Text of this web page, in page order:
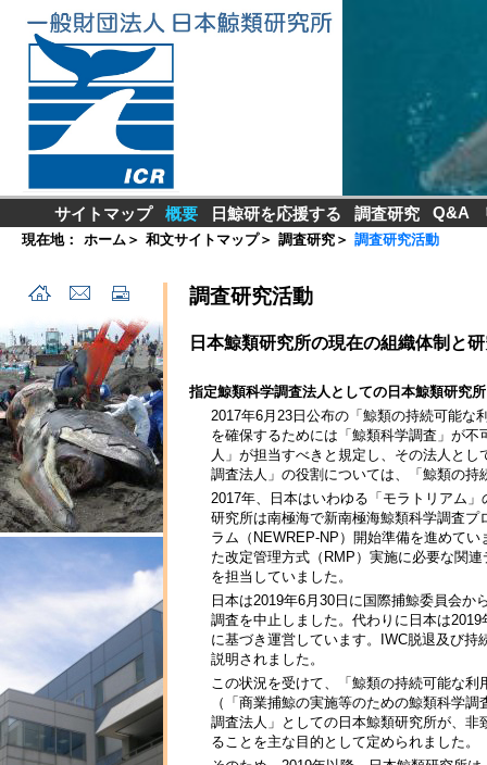
サイトマップ 概要 日鯨研を応援する 調査研究 Q&A
現在地： ホーム ＞ 和文サイトマップ＞ 調査研究 ＞ 調査研究活動
調査研究活動
日本鯨類研究所の現在の組織体制と
指定鯨類科学調査法人としての日本鯨類研究所
2017年6月23日公布の「鯨類の持続可能な
を確保するためには「鯨類科学調査」が
人」が担当すべきと規定し、その法人と
調査法人」の役割については、「鯨類の
2017年、日本はいわゆる「モラトリアム
研究所は南極海で新南極海鯨類科学調査
ラム（NEWREP-NP）開始準備を進めて
た改定管理方式（RMP）実施に必要な関
を担当していました。
日本は2019年6月30日に国際捕鯨委員会
調査を中止しました。代わりに日本は
に基づき運営しています。IWC脱退及び
説明されました。
この状況を受けて、「鯨類の持続可能な
（「商業捕鯨の実施等のための鯨類科学
調査法人」としての日本鯨類研究所が、
ることを主な目的として定められました。